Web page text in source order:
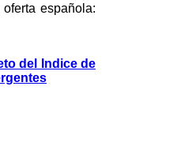
española:
del Indice de